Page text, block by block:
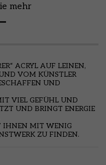
mehr
ACRYL AUF LEINEN,
VOM KÜNSTLER
UND
VIEL GEFÜHL UND
UND BRINGT ENERGIE
IHNEN MIT WENIG
ZU FINDEN.